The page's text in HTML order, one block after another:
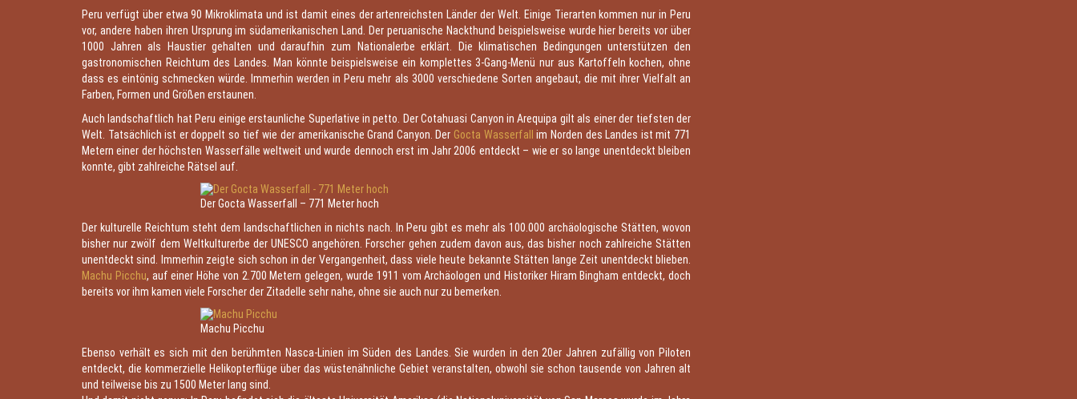
Peru verfügt über etwa 90 Mikroklimata und ist damit eines der artenreichsten Länder der Welt. Einige Tierarten kommen nur in Peru
vor, andere haben ihren Ursprung im südamerikanischen Land. Der peruanische Nackthund beispielsweise wurde hier bereits vor über
1000 Jahren als Haustier gehalten und daraufhin zum Nationalerbe erklärt. Die klimatischen Bedingungen unterstützen den
gastronomischen Reichtum des Landes. Man könnte beispielsweise ein komplettes 3-Gang-Menü nur aus Kartoffeln kochen, ohne
dass es eintönig schmecken würde. Immerhin werden in Peru mehr als 3000 verschiedene Sorten angebaut, die mit ihrer Vielfalt an
Farben, Formen und Größen erstaunen.
Auch landschaftlich hat Peru einige erstaunliche Superlative in petto. Der Cotahuasi Canyon in Arequipa gilt als einer der tiefsten der
Welt. Tatsächlich ist er doppelt so tief wie der amerikanische Grand Canyon. Der Gocta Wasserfall
im Norden des Landes ist mit 771
Metern einer der höchsten Wasserfälle weltweit und wurde dennoch erst im Jahr 2006 entdeckt – wie er so lange unentdeckt bleiben
konnte, gibt zahlreiche Rätsel auf.
Der Gocta Wasserfall – 771 Meter hoch
Der kulturelle Reichtum steht dem landschaftlichen in nichts nach. In Peru gibt es mehr als 100.000 archäologische Stätten, wovon
bisher nur zwölf dem Weltkulturerbe der UNESCO angehören. Forscher gehen zudem davon aus, das bisher noch zahlreiche Stätten
unentdeckt sind. Immerhin zeigte sich schon in der Vergangenheit, dass viele heute bekannte Stätten lange Zeit unentdeckt blieben.
Machu Picchu, auf einer Höhe von 2.700 Metern gelegen, wurde 1911 vom Archäologen und Historiker Hiram Bingham entdeckt, doch
bereits vor ihm kamen viele Forscher der Zitadelle sehr nahe, ohne sie auch nur zu bemerken.
Machu Picchu
Ebenso verhält es sich mit den berühmten Nasca-Linien im Süden des Landes. Sie wurden in den 20er Jahren zufällig von Piloten
entdeckt, die kommerzielle Helikopterflüge über das wüstenähnliche Gebiet veranstalten, obwohl sie schon tausende von Jahren alt
und teilweise bis zu 1500 Meter lang sind.